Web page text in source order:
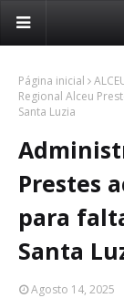
Página inicial
Regional Alceu
Santa Luzia
Prestes
para
Santa
Agosto 14, 2025